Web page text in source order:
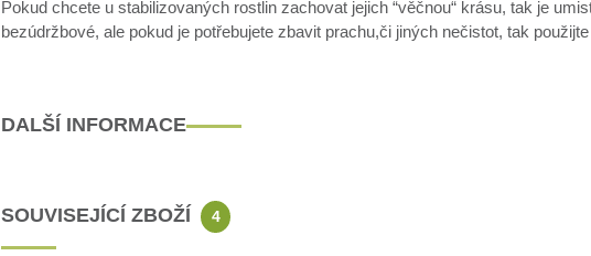
Pokud chcete u stabilizovaných rostlin zachovat jejich “věčnou“ krásu, tak je
bezúdržbové, ale pokud je potřebujete zbavit prachu,či jiných nečistot, tak
DALŠÍ INFORMACE
SOUVISEJÍCÍ ZBOŽÍ 4